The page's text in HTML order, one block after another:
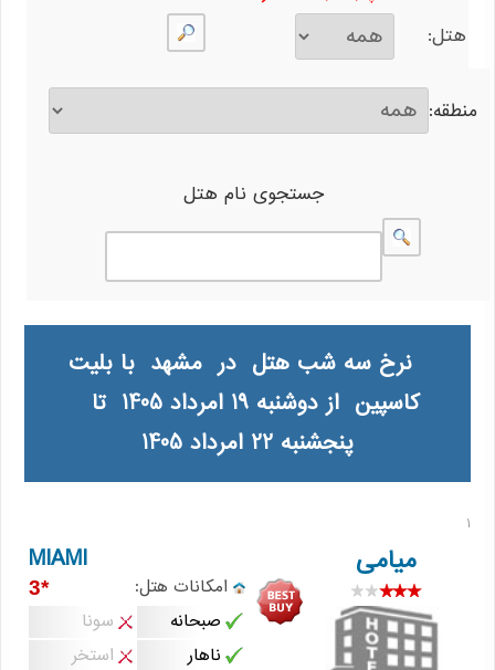
هتل:
منطقه:
جستجوی نام هتل
نرخ سه شب هتل در مشهد با بلیت
کاسپین از دوشنبه 19 امرداد 1405 تا
پنجشنبه 22 امرداد 1405
1
میامی MIAMI
امکانات هتل: *3
صبحانه
سونا
ناهار
استخر